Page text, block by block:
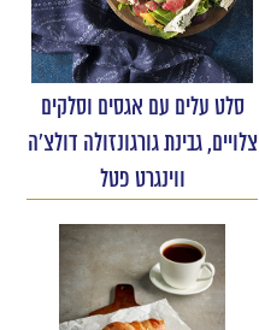
סלט עלים עם אגסים וסלקים
צלויים, גבינת גורגונזולה דולצ'ה
ווינגרט פטל